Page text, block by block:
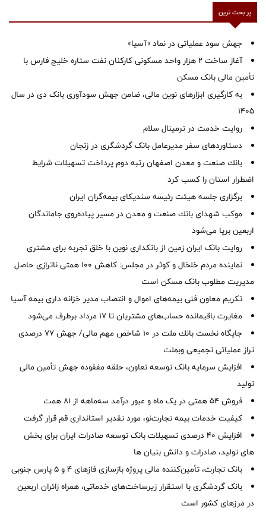
پر بحث ترین
جهش سود عملیاتی در نماد «آسیا»
آغاز ساخت ۲ هزار واحد مسکونی کارکنان نفت ستاره خلیج فارس با
تأمین مالی بانک مسکن
به کارگیری ابزارهای نوین مالی، ضامن جهش سودآوری بانک دی در سال
1405
روایت خدمت در ترمینال سلام
دستاوردهای سفر مدیرعامل بانک گردشگری در زنجان
بانك صنعت و معدن اصفهان رتبه دوم پرداخت تسهیلات شرایط
اضطرار استان را كسب كرد
برگزاری جلسه هیئت رئیسه سندیکای بیمه‌گران ایران
موكب شهدای بانك صنعت و معدن در مسیر پیاده‌روی جاماندگان
اربعین برپا می‌شود
روایت بانک ایران زمین از بانکداری نوین با خلق تجربه برای مشتری
نماینده مردم خلخال و کوثر در مجلس: کاهش ۱۰۰ همتی ناترازی حاصل
مدیریت مطلوب بانک مسکن است
تکریم معاون فنی بیمه‌های اموال و انتصاب مدیر خزانه داری بیمه آسیا
مغایرت‌ باقیمانده حساب‌های مشتریان تا ۱۷ مرداد برطرف می‌شود
جایگاه نخست بانك ملت در 10 شاخص مهم مالی/ جهش 77 درصدی
تراز عملیاتی تجمیعی وبملت
افزایش سرمایه بانک توسعه تعاون، حلقه مفقوده جهش تأمین مالی
تولید
فروش 54 همتی در یک ماه و عبور درآمد سه‌ماهه از 81 همت
کیفیت خدمات بیمه تجارت‌نو، مورد تقدیر استانداری قم قرار گرفت
افزایش 40 درصدی تسهیلات بانک توسعه صادرات ایران برای بخش
های تولید، صادرات و دانش بنیان ها
بانک تجارت، تأمین‌کننده مالی پروژه بازسازی فازهای ۴ و ۵ پارس جنوبی
بانک گردشگری با استقرار زیرساخت‌های خدماتی، همراه زائران اربعین
در مرزهای کشور است